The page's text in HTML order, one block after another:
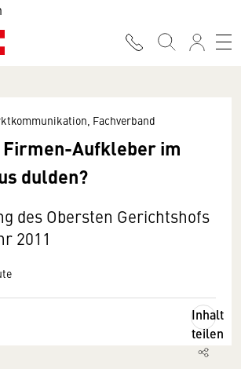
Fachverband
Firmen-Aufkleber im
dulden?
des Obersten Gerichtshofs
2011
Inhalt
teilen